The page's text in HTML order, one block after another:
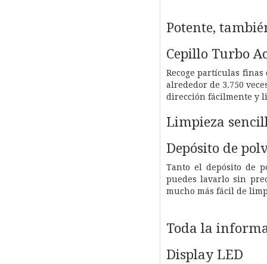
Potente,
Cepillo Turbo
Recoge partículas
alrededor de 3.750
dirección fácilmente y
Limpieza
Depósito de
Tanto el depósito de
puedes lavarlo sin
mucho más fácil de
Toda la
Display LED